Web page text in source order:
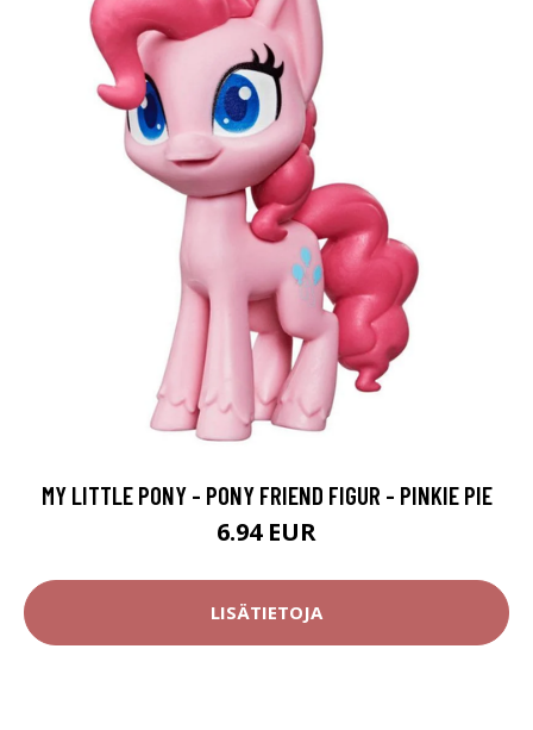
MY LITTLE PONY - PONY FRIEND FIGUR - PINKIE PIE
6.94 EUR
LISÄTIETOJA